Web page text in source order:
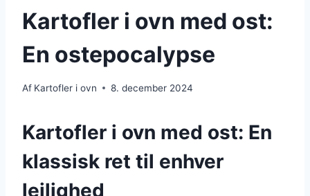
Kartofler i ovn med ost:
En ostepocalypse
Af Kartofler i ovn 8. december 2024
Kartofler i ovn med ost: En
klassisk ret til enhver
lejlighed